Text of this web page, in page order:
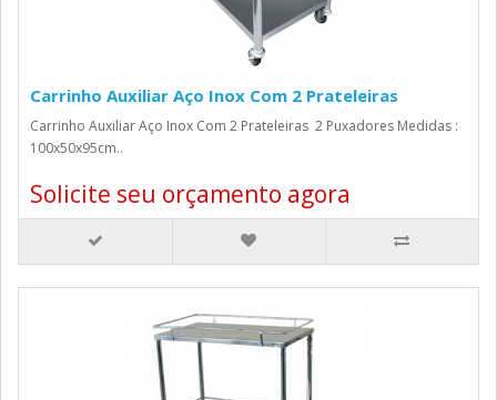
Carrinho Auxiliar Aço Inox Com 2 Prateleiras
Carrinho Auxiliar Aço Inox Com 2 Prateleiras 2 Puxadores Medidas :
100x50x95cm..
Solicite seu orçamento agora